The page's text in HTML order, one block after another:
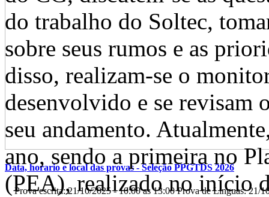
Data, horario e local das provas - Seleção PPGTDS 2026
Prova escrita: 21/10/2025 - 10:00 as 13:00 Prova de Línguas: 21/
do trabalho do Soltec,
sobre seus rumos e as
disso, realizam-se o
desenvolvido e se revisam
seu andamento.
ano, sendo a primeira no
(PEA), realizado no início